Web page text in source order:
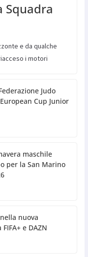
Squadra
e da qualche
i motori
Judo
Cup Junior
maschile
per la San Marino
nuova
e DAZN